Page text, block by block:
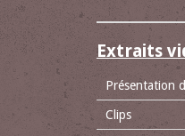
Extraits
Présentation
Clips